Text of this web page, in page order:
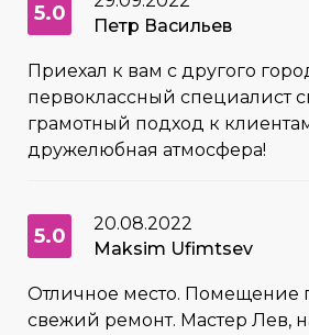
5.0
Петр Васильев
Приехал к вам с другого
первоклассный специалист
грамотный подход к
дружелюбная атмосфера!
5.0
20.08.2022
Maksim Ufimtsev
Отличное место. Помещение
свежий ремонт. Мастер Лев,